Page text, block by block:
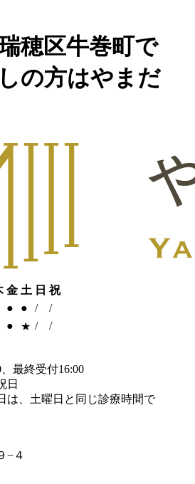
穂区牛巻町で
の方はやまだ
金 土 日 祝
● ● /
/
● ★ / /
最終受付16:00
日
は、土曜日と同じ診療時間で
−４